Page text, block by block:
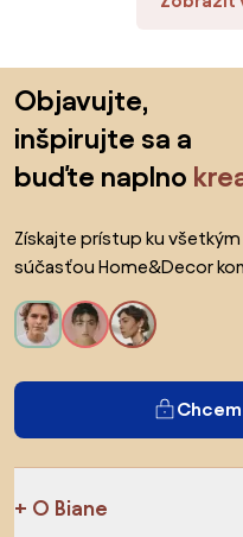
Objavujte,
inšpirujte sa a
buďte naplno
Získajte prístup ku
súčasťou Home&Decor
O Biane